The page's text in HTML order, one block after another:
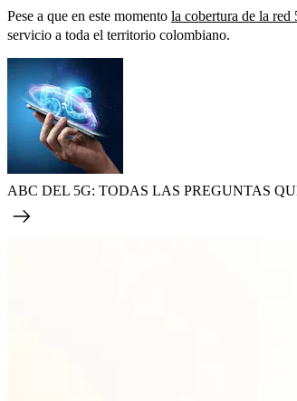
Pese a que en este momento la cobertura de la red
servicio a toda el territorio colombiano.
ABC DEL 5G: TODAS LAS PREGUNTAS